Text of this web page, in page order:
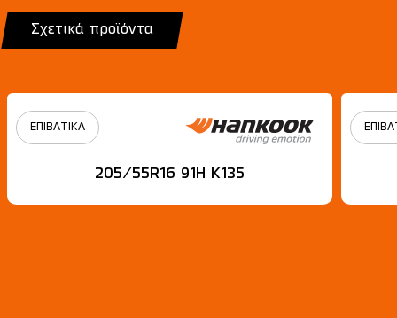
Σχετικά προϊόντα
ΕΠΙΒΑΤΙΚΑ
205/55R16 91H Κ135